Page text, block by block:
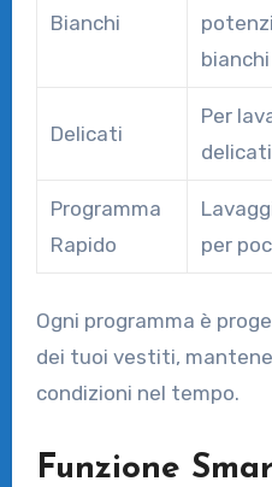
Bianchi
bianchi
Delicati
Per
delicati
Programma
Rapido
per
Ogni programma è
dei tuoi vestiti,
condizioni nel tempo.
Funzione